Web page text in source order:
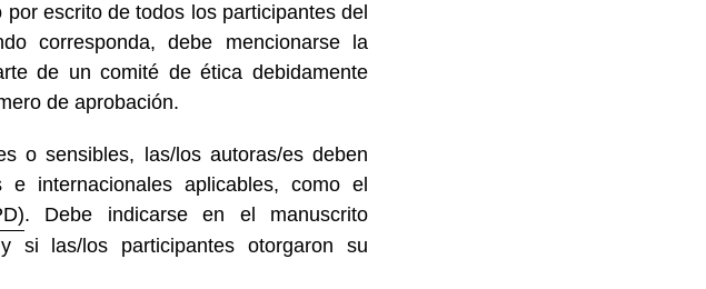
escrito de todos los participantes del
corresponda, debe mencionarse la
de un comité de ética debidamente
de aprobación.
o sensibles, las/los autoras/es deben
internacionales aplicables, como el
. Debe indicarse en el manuscrito
las/los participantes otorgaron su